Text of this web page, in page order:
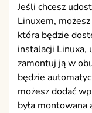
Jeśli chcesz
Linuxem,
która będzie
instalacji Linuxa,
zamontuj ją w
będzie
możesz dodać
była